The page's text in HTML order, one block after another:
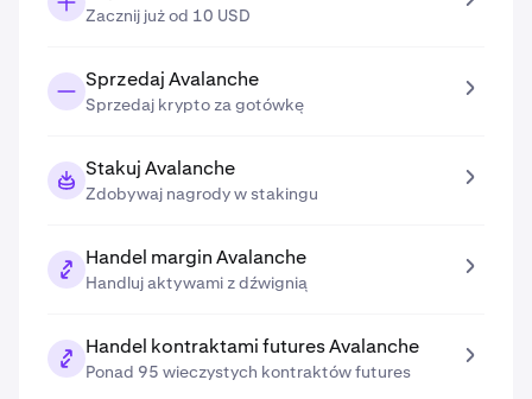
Zacznij już od 10 USD
Sprzedaj Avalanche
Sprzedaj krypto za gotówkę
Stakuj Avalanche
Zdobywaj nagrody w stakingu
Handel margin Avalanche
Handluj aktywami z dźwignią
Handel kontraktami futures Avalanche
Ponad 95 wieczystych kontraktów futures